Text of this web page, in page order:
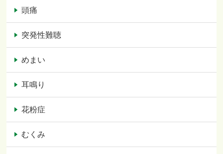
頭痛
突発性難聴
めまい
耳鳴り
花粉症
むくみ